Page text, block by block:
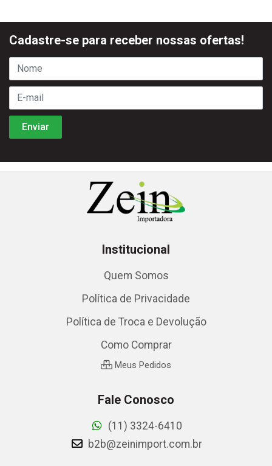
Cadastre-se para receber nossas ofertas!
Institucional
Quem Somos
Política de Privacidade
Política de Troca e Devolução
Como Comprar
Meus Pedidos
Fale Conosco
(11) 3324-6410
b2b@zeinimport.com.br